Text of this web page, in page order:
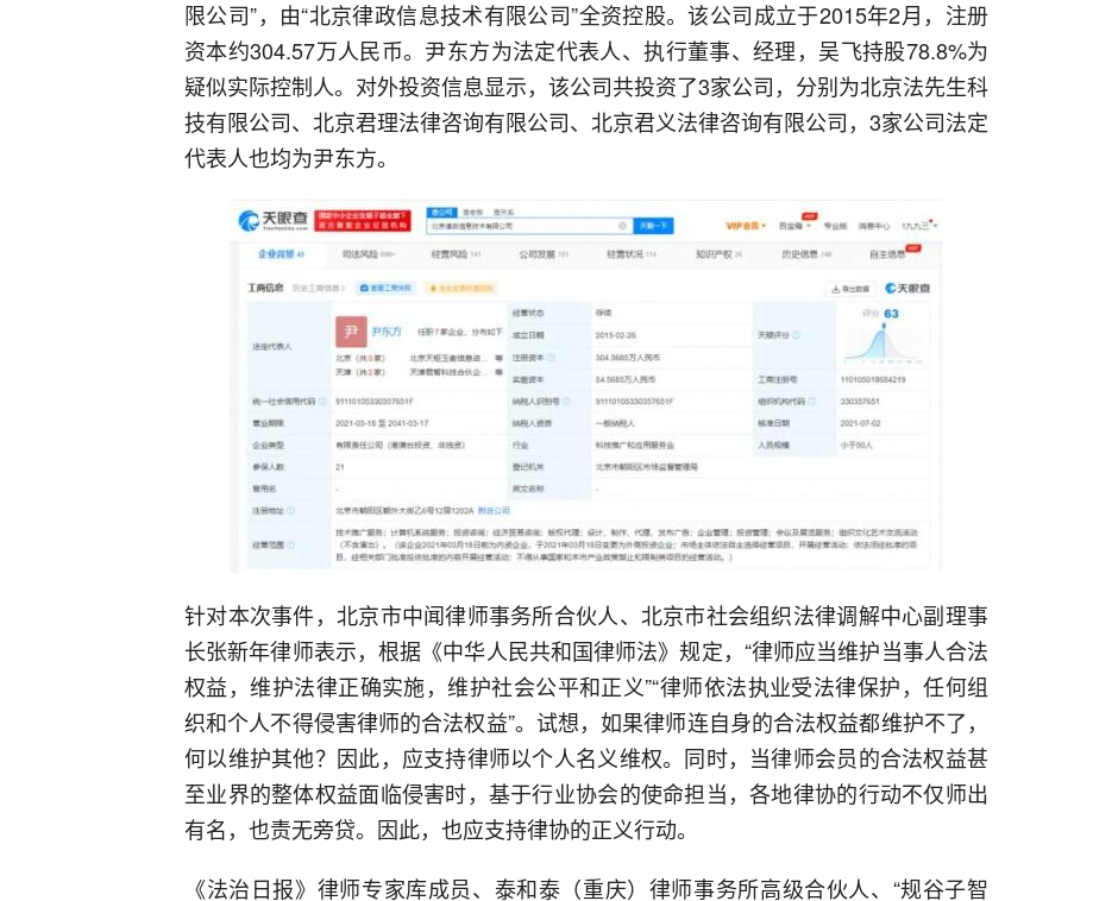
限公司”，由“北京律政信息技术有限公司”全资控股。该公司成立于2015年2月，注册
资本约304.57万人民币。尹东方为法定代表人、执行董事、经理，吴飞持股78.8%为
疑似实际控制人。对外投资信息显示，该公司共投资了3家公司，分别为北京法先生科
技有限公司、北京君理法律咨询有限公司、北京君义法律咨询有限公司，3家公司法定
代表人也均为尹东方。
针对本次事件，北京市中闻律师事务所合伙人、北京市社会组织法律调解中心副理事
长张新年律师表示，根据《中华人民共和国律师法》规定，“律师应当维护当事人合法
权益，维护法律正确实施，维护社会公平和正义”“律师依法执业受法律保护，任何组
织和个人不得侵害律师的合法权益”。试想，如果律师连自身的合法权益都维护不了，
何以维护其他？因此，应支持律师以个人名义维权。同时，当律师会员的合法权益甚
至业界的整体权益面临侵害时，基于行业协会的使命担当，各地律协的行动不仅师出
有名，也责无旁贷。因此，也应支持律协的正义行动。
《法治日报》律师专家库成员、泰和泰（重庆）律师事务所高级合伙人、“规谷子智